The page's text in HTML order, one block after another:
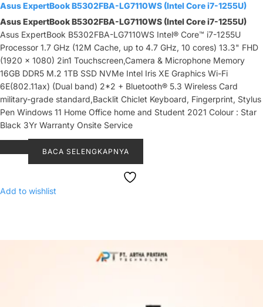
Asus ExpertBook B5302FBA-LG7110WS (Intel Core i7-1255U)
Asus ExpertBook B5302FBA-LG7110WS (Intel Core i7-1255U)
Asus ExpertBook B5302FBA-LG7110WS Intel® Core™ i7-1255U
Processor 1.7 GHz (12M Cache, up to 4.7 GHz, 10 cores) 13.3" FHD
(1920 x 1080) 2in1 Touchscreen,Camera & Microphone Memory
16GB DDR5 M.2 1TB SSD NVMe Intel Iris XE Graphics Wi-Fi
6E(802.11ax) (Dual band) 2*2 + Bluetooth® 5.3 Wireless Card
military-grade standard,Backlit Chiclet Keyboard, Fingerprint, Stylus
Pen Windows 11 Home Office home and Student 2021 Colour : Star
Black 3Yr Warranty Onsite Service
BACA SELENGKAPNYA
Add to wishlist